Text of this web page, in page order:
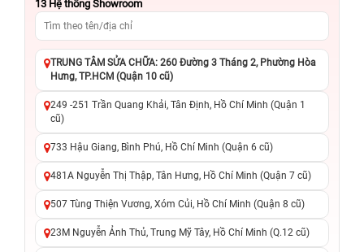
13 Hệ thống Showroom
TRUNG TÂM SỬA CHỮA: 260 Đường 3 Tháng 2, Phường Hòa
Hưng, TP.HCM (Quận 10 cũ)
249 -251 Trần Quang Khải, Tân Định, Hồ Chí Minh (Quận 1
cũ)
733 Hậu Giang, Bình Phú, Hồ Chí Minh (Quận 6 cũ)
481A Nguyễn Thị Thập, Tân Hưng, Hồ Chí Minh (Quận 7 cũ)
507 Tùng Thiện Vương, Xóm Củi, Hồ Chí Minh (Quận 8 cũ)
23M Nguyễn Ảnh Thủ, Trung Mỹ Tây, Hồ Chí Minh (Q.12 cũ)